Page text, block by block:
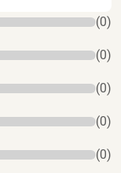
(0)
(0)
(0)
(0)
(0)